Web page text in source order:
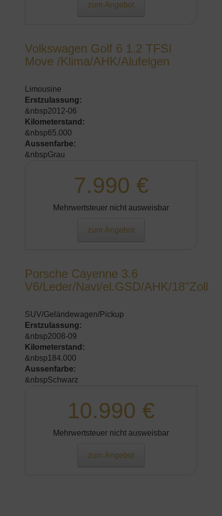
zum Angebot
Volkswagen Golf 6 1.2 TFSI
Move /Klima/AHK/Alufelgen
Limousine
Erstzulassung:
&nbsp2012-06
Kilometerstand:
&nbsp65.000
Aussenfarbe:
&nbspGrau
7.990 €
Mehrwertsteuer nicht ausweisbar
zum Angebot
Porsche Cayenne 3.6
V6/Leder/Navi/el.GSD/AHK/18"Zoll
SUV/Geländewagen/Pickup
Erstzulassung:
&nbsp2008-09
Kilometerstand:
&nbsp184.000
Aussenfarbe:
&nbspSchwarz
10.990 €
Mehrwertsteuer nicht ausweisbar
zum Angebot